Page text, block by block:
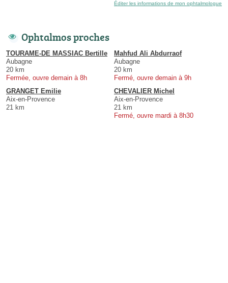
Éditer les informations de mon ophtalmologue
Ophtalmos proches
TOURAME-DE MASSIAC Bertille
Aubagne
20 km
Fermée, ouvre demain à 8h
Mahfud Ali Abdurraof
Aubagne
20 km
Fermé, ouvre demain à 9h
GRANGET Emilie
Aix-en-Provence
21 km
CHEVALIER Michel
Aix-en-Provence
21 km
Fermé, ouvre mardi à 8h30